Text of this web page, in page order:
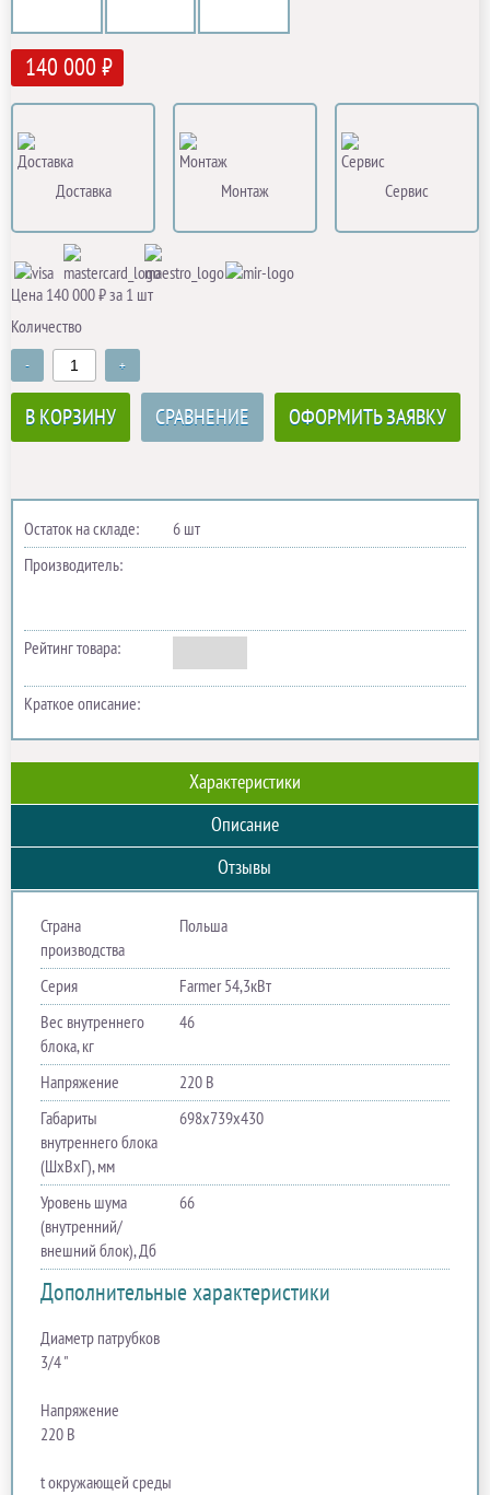
140 000 ₽
Доставка Монтаж Сервис
Цена 140 000 ₽ за 1 шт
Количество
- +
В КОРЗИНУ СРАВНЕНИЕ ОФОРМИТЬ ЗАЯВКУ
Остаток на складе:
6 шт
Производитель:
Рейтинг товара:
Краткое описание:
Характеристики
Описание
Отзывы
Страна
производства
Польша
Серия
Farmer 54,3кВт
Вес внутреннего
блока, кг
46
Напряжение
220 В
Габариты
внутреннего блока
(ШхВхГ), мм
698х739х430
Уровень шума
(внутренний/
внешний блок), Дб
66
Дополнительные характеристики
Диаметр патрубков
3/4 "
Напряжение
220 В
t окружающей среды